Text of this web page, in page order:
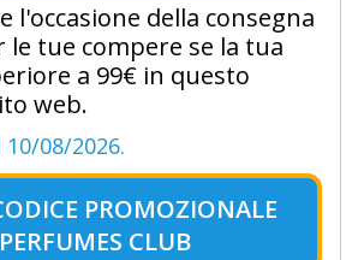
l'occasione della consegna
tue compere se la tua
a 99€ in questo
web.
08/2026.
PROMOZIONALE
PERFUMES CLUB